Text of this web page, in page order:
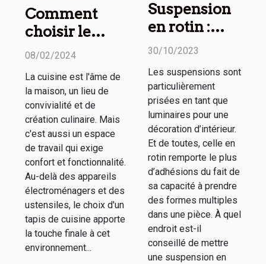
Comment
choisir le
tapis de
parfait pour
votre maison :
confort, style
et
fonctionnalité
08/02/2024
La cuisine est l'âme de
la maison, un lieu de
convivialité et de
création culinaire. Mais
c'est aussi un espace
de travail qui exige
confort et fonctionnalité.
Au-delà des appareils
électroménagers et des
ustensiles, le choix d'un
tapis de cuisine apporte
la touche finale à cet
environnement...
Suspension
en rotin :
comment
dans sa
décoration
d’intérieur ?
30/10/2023
Les suspensions sont
particulièrement
prisées en tant que
luminaires pour une
décoration d’intérieur.
Et de toutes, celle en
rotin remporte le plus
d’adhésions du fait de
sa capacité à prendre
des formes multiples
dans une pièce. À quel
endroit est-il
conseillé de mettre
une suspension en